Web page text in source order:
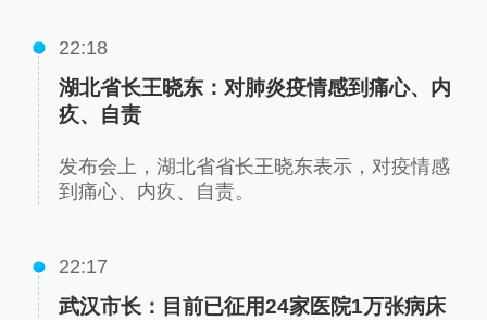
22:18
湖北省长王晓东：对肺炎疫情感到痛心、内
疚、自责
发布会上，湖北省省长王晓东表示，对疫情感
到痛心、内疚、自责。
22:17
武汉市长：目前已征用24家医院1万张病床